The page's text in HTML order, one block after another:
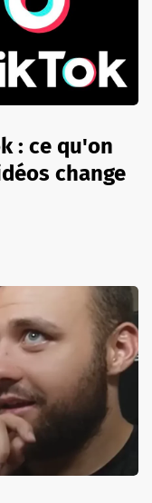
: ce qu'on
change